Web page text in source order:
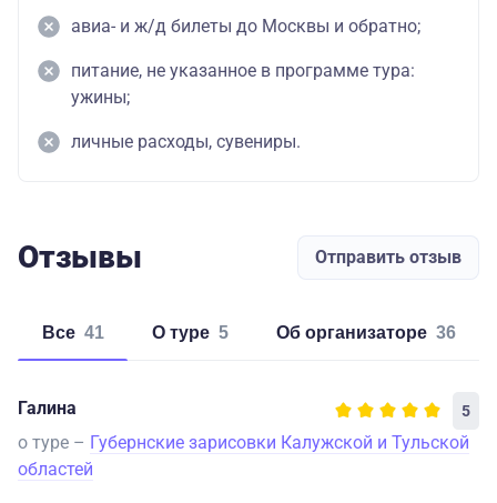
авиа- и ж/д билеты до Москвы и обратно;
питание, не указанное в программе тура:
ужины;
личные расходы, сувениры.
Отзывы Отправить отзыв
Все 41 о туре 5 об организаторе 36
Галина 5
о туре – Губернские зарисовки Калужской и Тульской
областей